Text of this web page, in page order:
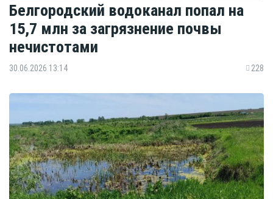
Белгородский водоканал попал на
15,7 млн за загрязнение почвы
нечистотами
30.06.2026 13:14 228